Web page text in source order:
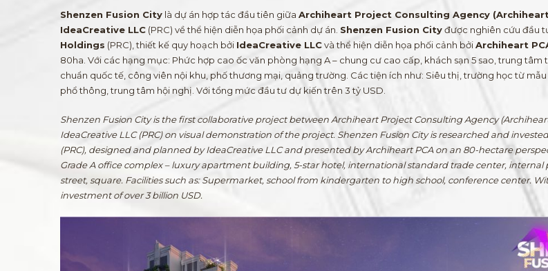
Shenzen Fusion City là dự án hợp tác đầu tiên giữa Archiheart Project Consulting Agency (Archiheart
IdeaCreative LLC (PRC) về thể hiện diễn họa phối cảnh dự án. Shenzen Fusion Cityđược nghiên cứu đầu
Holdings (PRC), thiết kế quy hoạch bởi IdeaCreative LLCvà thể hiện diễn họa phối cảnh bởiArchiheart
80ha. Với các hạng mục: Phức hợp cao ốc văn phòng hạng A – chung cư cao cấp, khách sạn 5 sao, trung tâm
chuẩn quốc tế, công viên nội khu, phố thương mại, quảng trường. Các tiện ích như: Siêu thị, trường học từ
phổ thông, trung tâm hội nghị. Với tổng mức đầu tư dự kiến trên 3 tỷ USD.
Shenzen Fusion City is the first collaborative project between Archiheart Project Consulting Agency
IdeaCreative LLC (PRC) on visual demonstration of the project. Shenzen Fusion City is researched and
(PRC), designed and planned by IdeaCreative LLC and presented by Archiheart PCA on an 80-hectare
Grade A office complex – luxury apartment building, 5-star hotel, international standard trade center, internal
street, square. Facilities such as: Supermarket, school from kindergarten to high school, conference center.
investment of over 3 billion USD.